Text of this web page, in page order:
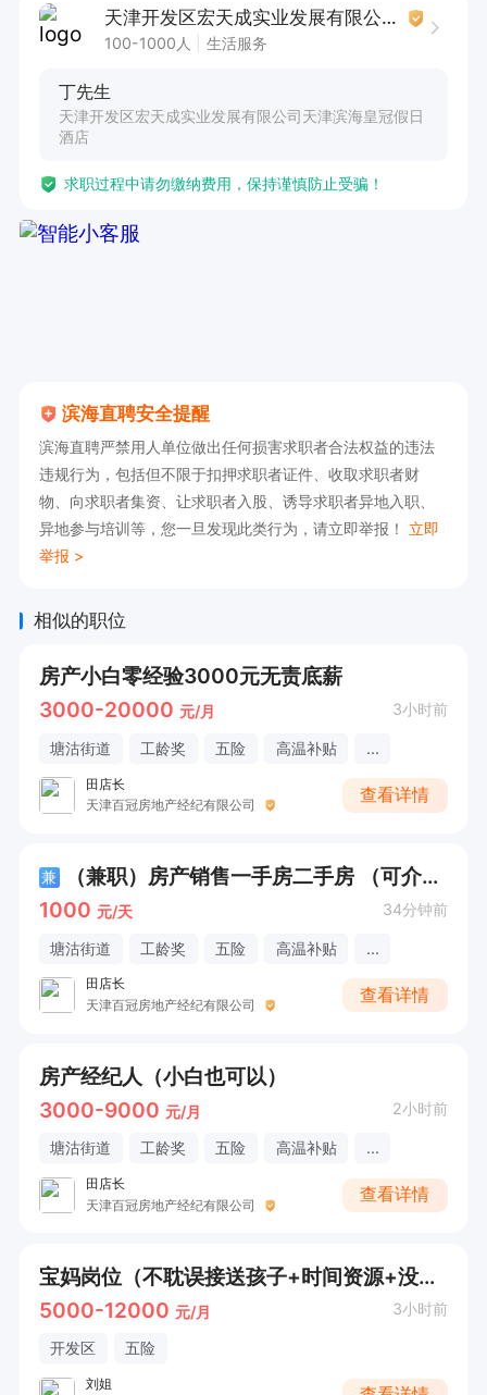
1.大专以上学历。有同星级酒店工作者优先考虑。
2.熟悉公关、新闻、广告及酒店知识。了解国家对
4.能用英语进行交谈者优先，熟练使用电脑及上网
天津开发区宏天成实业发展有限公司天津滨海皇冠假日酒店
100-1000人 生活服务
丁先生
天津开发区宏天成实业发展有限公司天津滨海皇冠假日
酒店
求职过程中请勿缴纳费用，保持谨慎防止受骗！
滨海直聘安全提醒
滨海直聘严禁用人单位做出任何损害求职者合法权益的违法
违规行为，包括但不限于扣押求职者证件、收取求职者财
物、向求职者集资、让求职者入股、诱导求职者异地入职、
异地参与培训等，您一旦发现此类行为，请立即举报！ 立即
举报 >
相似的职位
房产小白零经验3000元无责底薪
3000-20000 元/月 3小时前
塘沽街道 工龄奖 五险 高温补贴 ...
田店长
天津百冠房地产经纪有限公司
查看详情
兼
（兼职）房产销售一手房二手房 （可介绍成交即拿5000元）
1000 元/天 34分钟前
塘沽街道 工龄奖 五险 高温补贴 ...
田店长
天津百冠房地产经纪有限公司
查看详情
房产经纪人（小白也可以）
3000-9000 元/月 2小时前
塘沽街道 工龄奖 五险 高温补贴 ...
田店长
天津百冠房地产经纪有限公司
查看详情
宝妈岗位（不耽误接送孩子+时间资源+没有压力 轻松不累）
5000-12000 元/月 3小时前
开发区 五险
刘姐